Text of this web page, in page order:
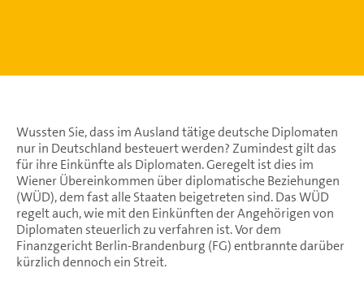
Wussten Sie, dass im Ausland tätige deutsche Diplomaten
nur in Deutschland besteuert werden? Zumindest gilt das
für ihre Einkünfte als Diplomaten. Geregelt ist dies im
Wiener Übereinkommen über diplomatische Beziehungen
(WÜD), dem fast alle Staaten beigetreten sind. Das WÜD
regelt auch, wie mit den Einkünften der Angehörigen von
Diplomaten steuerlich zu verfahren ist. Vor dem
Finanzgericht Berlin-Brandenburg (FG) entbrannte darüber
kürzlich dennoch ein Streit.